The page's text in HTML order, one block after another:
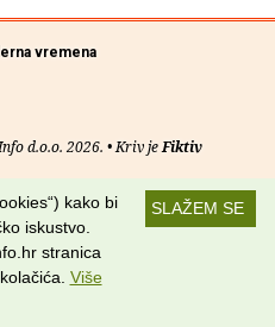
vremena
d.o.o. 2026. • Kriv jeFiktiv
korištenja• RSS kanali
nas na:
SLAŽEM SE
kako bi
iskustvo.
stranica
Više